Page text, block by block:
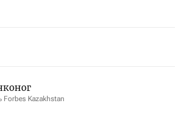
Forbes Kazakhstan